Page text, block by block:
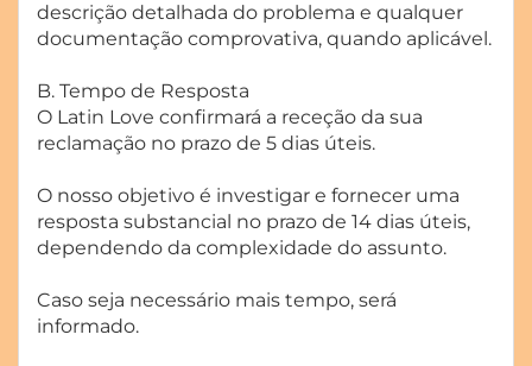
descrição detalhada do problema e qualquer
documentação comprovativa, quando aplicável.
B. Tempo de Resposta
O Latin Love confirmará a receção da sua
reclamação no prazo de 5 dias úteis.
O nosso objetivo é investigar e fornecer uma
resposta substancial no prazo de 14 dias úteis,
dependendo da complexidade do assunto.
Caso seja necessário mais tempo, será
informado.